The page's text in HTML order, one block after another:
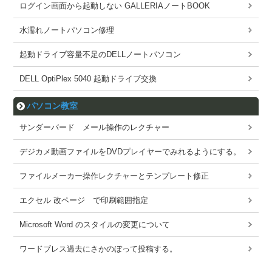
ログイン画面から起動しない GALLERIAノートBOOK
水濡れノートパソコン修理
起動ドライブ容量不足のDELLノートパソコン
DELL OptiPlex 5040 起動ドライブ交換
パソコン教室
サンダーバード メール操作のレクチャー
デジカメ動画ファイルをDVDプレイヤーでみれるようにする。
ファイルメーカー操作レクチャーとテンプレート修正
エクセル 改ページ で印刷範囲指定
Microsoft Word のスタイルの変更について
ワードブレス過去にさかのぼって投稿する。